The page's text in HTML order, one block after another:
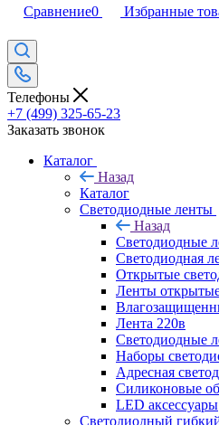
Сравнение0 Избранные
Телефоны
+7 (499) 325-65-23
Заказать звонок
Каталог
Назад
Каталог
Светодиодные ленты
Назад
Светодиодные
Светодиодная
Открытые
Ленты
Лента 220в
Светодиодные
Наборы
Адресная
Силиконовые
LED аксессуары
Светодиодный